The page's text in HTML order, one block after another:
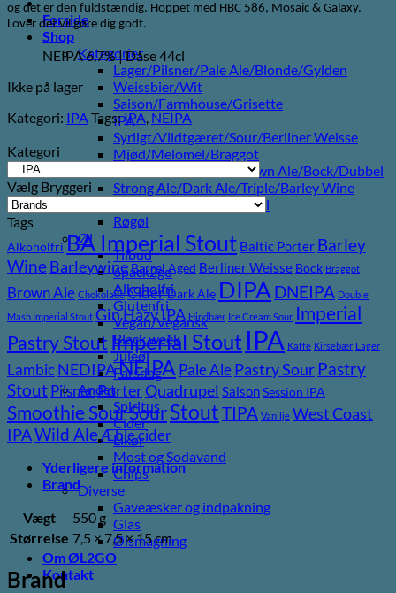
Forside
Shop
Kategorier
Lager/Pilsner/Pale Ale/Blonde/Gylden
Weissbier/Wit
Saison/Farmhouse/Grisette
IPA
Syrligt/Vildtgæret/Sour/Berliner Weisse
Mjød/Melomel/Braggot
Red Ale/Amber Ale/Brown Ale/Bock/Dubbel
Strong Ale/Dark Ale/Triple/Barley Wine
Porter/Stouts/Quadrupel
Røgøl
Øl
Tilbud
6pack2go
Alkoholfri
Glutenfri
Vegan/Vegansk
Black week
Juleøl
Farsdag
Andet
Spiritus
Cider
Likør
Most og Sodavand
Chips
Diverse
Gaveæsker og indpakning
Glas
Ølsmagning
Om ØL2GO
Kontakt
og det er den fuldstændig. Hoppet med HBC 586, Mosaic & Galaxy.
Lover det vil gøre dig godt.
NEIPA 6,7% | Dåse 44cl
Ikke på lager
Kategori: IPA Tags:IPA, NEIPA
Kategori
Vælg Bryggeri
Tags
Alkoholfri BA Imperial Stout Baltic Porter Barley
Wine BarleywineBarrel Aged Berliner Weisse Bock Braggot
Brown Ale Chokolade CiderDark Ale DIPA DNEIPA Double
Mash Imperial Stout GinHazy IPA Hindbær Ice Cream Sour Imperial
Pastry Stout Imperial Stout IPA Kaffe Kirsebær Lager
Lambic NEDIPANEIPA Pale Ale Pastry Sour Pastry
Stout PilsnerPorterQuadrupel SaisonSession IPA
Smoothie SourSourStoutTIPA Vanilje West Coast
IPAWild Ale Æble cider
Yderligere information
Brand
Vægt
550 g
Størrelse 7,5 × 7,5 × 15 cm
Brand